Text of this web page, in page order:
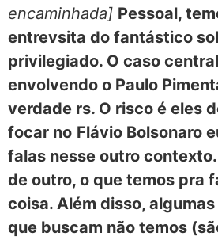
encaminhada] Pessoal,
entrevsita do fantástico
privilegiado. O caso
envolvendo o Paulo
verdade rs. O risco é eles
focar no Flávio Bolsonaro
falas nesse outro
de outro, o que temos pra
coisa. Além disso,
que buscam não temos